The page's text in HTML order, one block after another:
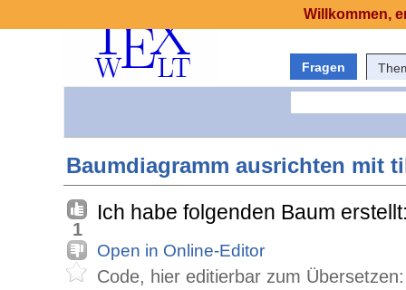
Fragen
Baumdiagramm ausrichten mit
1
Ich habe folgenden Baum
Open in Online-Editor
Code, hier editierbar zum Übersetzen:
Willkommen,